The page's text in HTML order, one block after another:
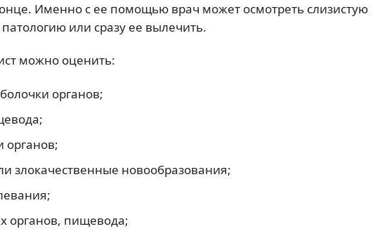
Именно с ее помощью врач может осмотреть слизистую
или сразу ее вылечить.
можно оценить:
органов;
органов;
злокачественные новообразования;
органов, пищевода;